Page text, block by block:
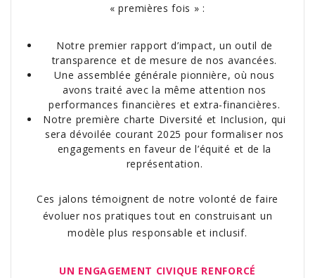
« premières fois » :
Notre premier rapport d’impact, un outil de
transparence et de mesure de nos avancées.
Une assemblée générale pionnière, où nous
avons traité avec la même attention nos
performances financières et extra-financières.
Notre première charte Diversité et Inclusion, qui
sera dévoilée courant 2025 pour formaliser nos
engagements en faveur de l’équité et de la
représentation.
Ces jalons témoignent de notre volonté de faire
évoluer nos pratiques tout en construisant un
modèle plus responsable et inclusif.
UN ENGAGEMENT CIVIQUE RENFORCÉ